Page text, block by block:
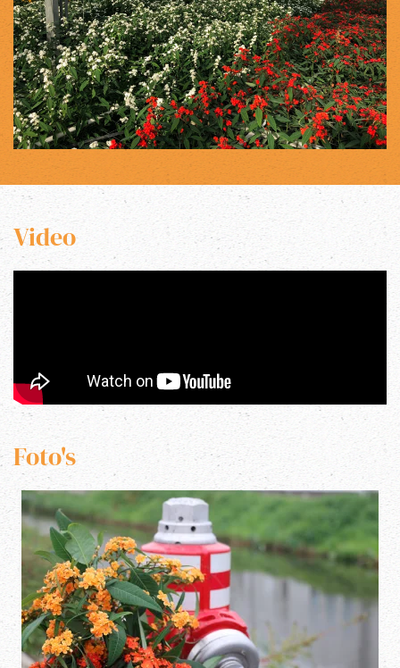
Video
Foto's